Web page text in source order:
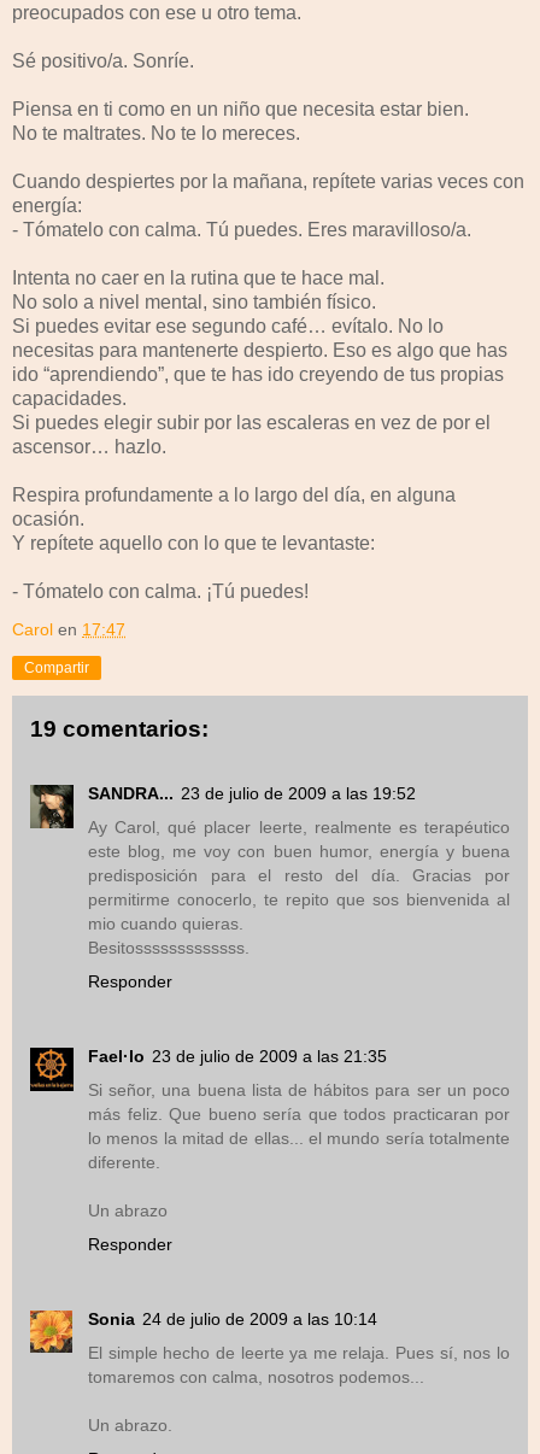
preocupados con ese u otro tema.
Sé positivo/a. Sonríe.
Piensa en ti como en un niño que necesita estar bien.
No te maltrates. No te lo mereces.
Cuando despiertes por la mañana, repítete varias veces con
energía:
- Tómatelo con calma. Tú puedes. Eres maravilloso/a.
Intenta no caer en la rutina que te hace mal.
No solo a nivel mental, sino también físico.
Si puedes evitar ese segundo café… evítalo. No lo
necesitas para mantenerte despierto. Eso es algo que has
ido “aprendiendo”, que te has ido creyendo de tus propias
capacidades.
Si puedes elegir subir por las escaleras en vez de por el
ascensor… hazlo.
Respira profundamente a lo largo del día, en alguna
ocasión.
Y repítete aquello con lo que te levantaste:
- Tómatelo con calma. ¡Tú puedes!
Carol en 17:47
Compartir
19 comentarios:
SANDRA... 23 de julio de 2009 a las 19:52
Ay Carol, qué placer leerte, realmente es terapéutico
este blog, me voy con buen humor, energía y buena
predisposición para el resto del día. Gracias por
permitirme conocerlo, te repito que sos bienvenida al
mio cuando quieras.
Besitosssssssssssss.
Responder
Fael·lo 23 de julio de 2009 a las 21:35
Si señor, una buena lista de hábitos para ser un poco
más feliz. Que bueno sería que todos practicaran por
lo menos la mitad de ellas... el mundo sería totalmente
diferente.
Un abrazo
Responder
Sonia 24 de julio de 2009 a las 10:14
El simple hecho de leerte ya me relaja. Pues sí, nos lo
tomaremos con calma, nosotros podemos...
Un abrazo.